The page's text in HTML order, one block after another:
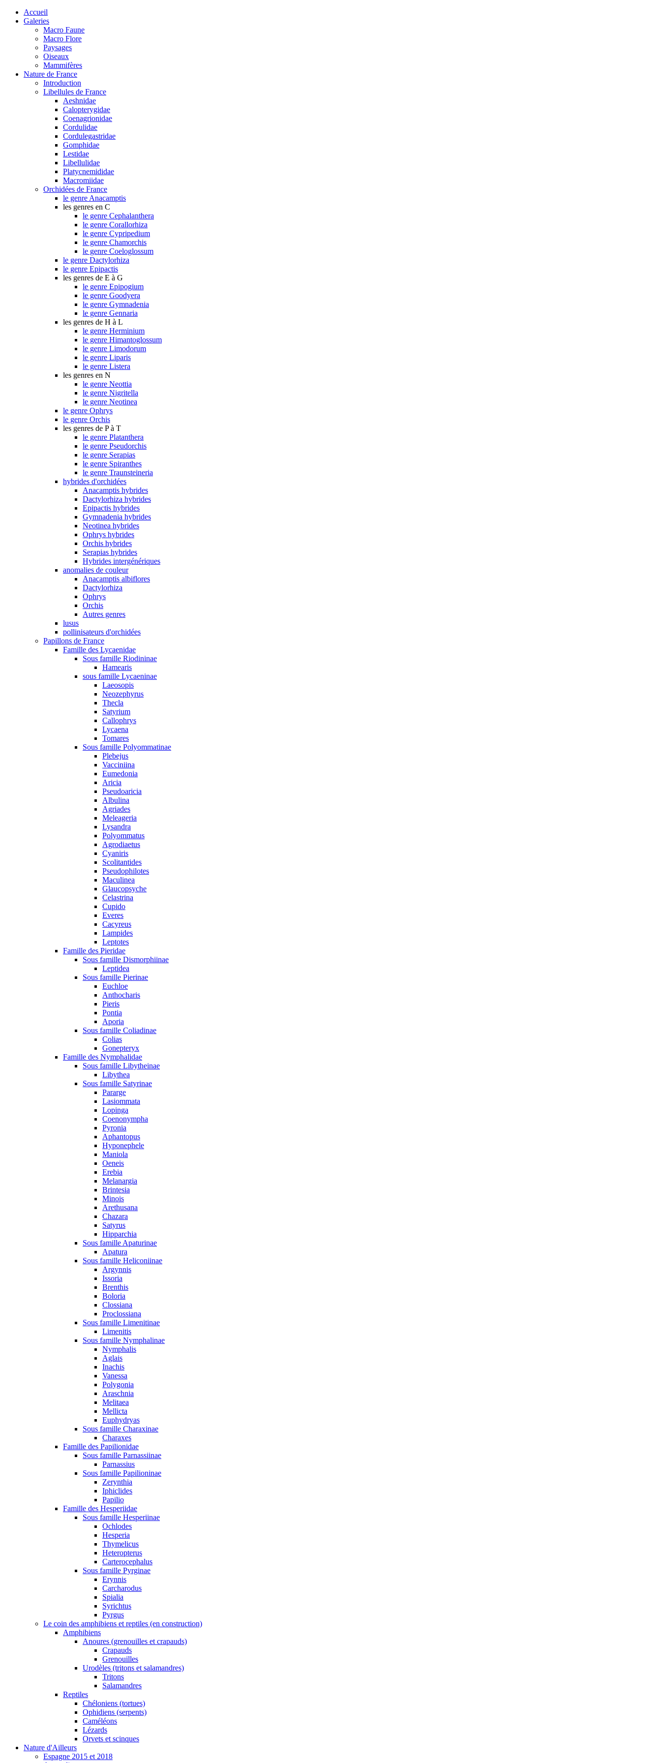
Accueil
Galeries
Macro Faune
Macro Flore
Paysages
Oiseaux
Mammifères
Nature de France
Introduction
Libellules de France
Aeshnidae
Calopterygidae
Coenagrionidae
Cordulidae
Cordulegastridae
Gomphidae
Lestidae
Libellulidae
Platycnemididae
Macromiidae
Orchidées de France
le genre Anacamptis
les genres en C
le genre Cephalanthera
le genre Corallorhiza
le genre Cypripedium
le genre Chamorchis
le genre Coeloglossum
le genre Dactylorhiza
le genre Epipactis
les genres de E à G
le genre Epipogium
le genre Goodyera
le genre Gymnadenia
le genre Gennaria
les genres de H à L
le genre Herminium
le genre Himantoglossum
le genre Limodorum
le genre Liparis
le genre Listera
les genres en N
le genre Neottia
le genre Nigritella
le genre Neotinea
le genre Ophrys
le genre Orchis
les genres de P à T
le genre Platanthera
le genre Pseudorchis
le genre Serapias
le genre Spiranthes
le genre Traunsteineria
hybrides d'orchidées
Anacamptis hybrides
Dactylorhiza hybrides
Epipactis hybrides
Gymnadenia hybrides
Neotinea hybrides
Ophrys hybrides
Orchis hybrides
Serapias hybrides
Hybrides intergénériques
anomalies de couleur
Anacamptis albiflores
Dactylorhiza
Ophrys
Orchis
Autres genres
lusus
pollinisateurs d'orchidées
Papillons de France
Famille des Lycaenidae
Sous famille Riodininae
Hamearis
sous famille Lycaeninae
Laeosopis
Neozephyrus
Thecla
Satyrium
Callophrys
Lycaena
Tomares
Sous famille Polyommatinae
Plebejus
Vacciniina
Eumedonia
Aricia
Pseudoaricia
Albulina
Agriades
Meleageria
Lysandra
Polyommatus
Agrodiaetus
Cyaniris
Scolitantides
Pseudophilotes
Maculinea
Glaucopsyche
Celastrina
Cupido
Everes
Cacyreus
Lampides
Leptotes
Famille des Pieridae
Sous famille Dismorphiinae
Leptidea
Sous famille Pierinae
Euchloe
Anthocharis
Pieris
Pontia
Aporia
Sous famille Coliadinae
Colias
Gonepteryx
Famille des Nymphalidae
Sous famille Libytheinae
Libythea
Sous famille Satyrinae
Pararge
Lasiommata
Lopinga
Coenonympha
Pyronia
Aphantopus
Hyponephele
Maniola
Oeneis
Erebia
Melanargia
Brintesia
Minois
Arethusana
Chazara
Satyrus
Hipparchia
Sous famille Apaturinae
Apatura
Sous famille Heliconiinae
Argynnis
Issoria
Brenthis
Boloria
Clossiana
Proclossiana
Sous famille Limenitinae
Limenitis
Sous famille Nymphalinae
Nymphalis
Aglais
Inachis
Vanessa
Polygonia
Araschnia
Melitaea
Mellicta
Euphydryas
Sous famille Charaxinae
Charaxes
Famille des Papilionidae
Sous famille Parnassiinae
Parnassius
Sous famille Papilioninae
Zerynthia
Iphiclides
Papilio
Famille des Hesperiidae
Sous famille Hesperiinae
Ochlodes
Hesperia
Thymelicus
Heteropterus
Carterocephalus
Sous famille Pyrginae
Erynnis
Carcharodus
Spialia
Syrichtus
Pyrgus
Le coin des amphibiens et reptiles (en construction)
Amphibiens
Anoures (grenouilles et crapauds)
Crapauds
Grenouilles
Urodèles (tritons et salamandres)
Tritons
Salamandres
Reptiles
Chéloniens (tortues)
Ophidiens (serpents)
Caméléons
Lézards
Orvets et scinques
Nature d'Ailleurs
Espagne 2015 et 2018